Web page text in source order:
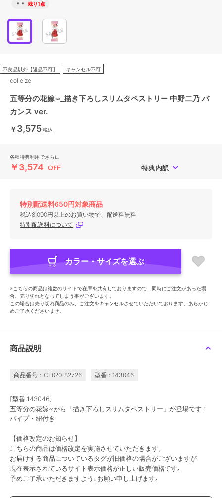
＊＊ 残り1点
不良品以外【返品不可】 キャンセル不可
colleize
五等分の花嫁∽_描き下ろしスリムタペストリー 中野二乃 バ
カンス ver.
￥3,575税込
各種特典利用でさらに
￥3,574 OFF 特典内訳
特別配送料650円対象商品
税込8,000円以上のお買い物で、配送料無料
特別配送料について
カラー・サイズを選ぶ
※こちらの商品は複数のサイトで在庫を共有しておりますので、同時にご注文があった場
合、売り切れとなってしまう事がございます。
この場合は売り切れ商品のみ、ご注文をキャンセルさせていただいております。あらかじ
めご了承くださいませ。
商品説明
商品番号：CF020-82726 型番：143046
[型番:143046]
五等分の花嫁∽から「描き下ろしスリムタペストリー」が登場です！
パイプ・紐付き
【価格改定のお知らせ】
こちらの商品は価格改定を実施させていただきます。
お届けする商品についているタグが旧価格の場合がございますが
現在表示されているサイト表示価格が正しい販売価格です｡
予めご了承いただきますよう､お願い申し上げます｡